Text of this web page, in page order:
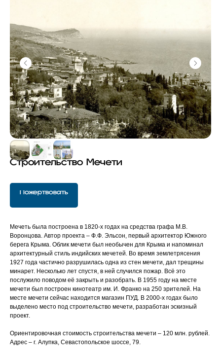
Cтроительство Мечети
Пожертвовать
Мечеть была построена в 1820-х годах на средства графа М.В.
Воронцова. Автор проекта – Ф.Ф. Эльсон, первый архитектор Южного
берега Крыма. Облик мечети был необычен для Крыма и напоминал
архитектурный стиль индийских мечетей. Во время землетрясения
1927 года частично разрушилась одна из стен мечети, дал трещины
минарет. Несколько лет спустя, в ней случился пожар. Всё это
послужило поводом её закрыть и разобрать. В 1955 году на месте
мечети был построен кинотеатр им. И. Франко на 250 зрителей. На
месте мечети сейчас находится магазин ПУД. В 2000-х годах было
выделено место под строительство мечети, разработан эскизный
проект.
Ориентировочная стоимость строительства мечети – 120 млн. рублей.
Адрес – г. Алупка, Севастопольское шоссе, 79.